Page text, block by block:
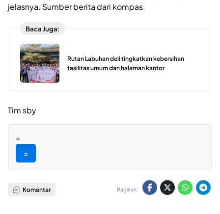
jelasnya. Sumber berita dari kompas.
Baca Juga:
Rutan Labuhan deli tingkatkan kebersihan
fasilitas umum dan halaman kantor
Tim sby
=
=
Komentar Bagikan: